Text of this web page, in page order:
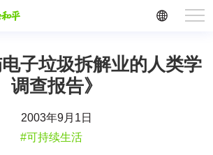
电子垃圾拆解业的人类学
调查报告》
2003年9月1日
#可持续生活